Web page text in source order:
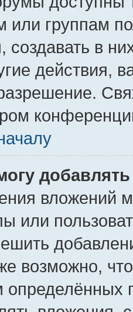
или группам
в
действия,
вложений
или
возможно,
определённых